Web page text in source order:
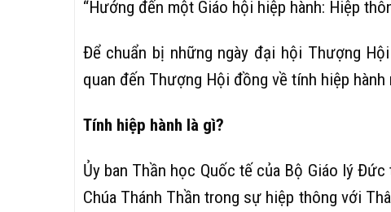
“Hướng đến một Giáo hội hiệp hành: Hiệp
Để chuẩn bị những ngày đại hội Thượng
quan đến Thượng Hội đồng về tính hiệp hành
Tính hiệp hành là gì?
Ủy ban Thần học Quốc tế của Bộ Giáo lý
Chúa Thánh Thần trong sự hiệp thông với